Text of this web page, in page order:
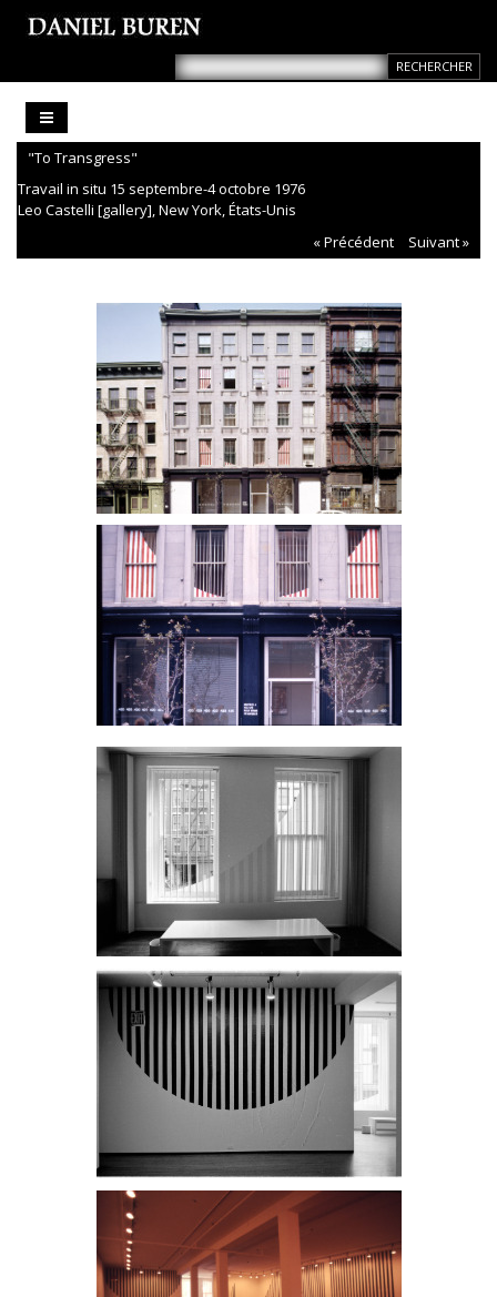
"To Transgress"
Travail in situ 15 septembre-4 octobre 1976
Leo Castelli [gallery], New York, États-Unis
« Précédent
Suivant »